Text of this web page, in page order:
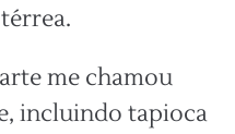
me chamou
incluindo tapioca